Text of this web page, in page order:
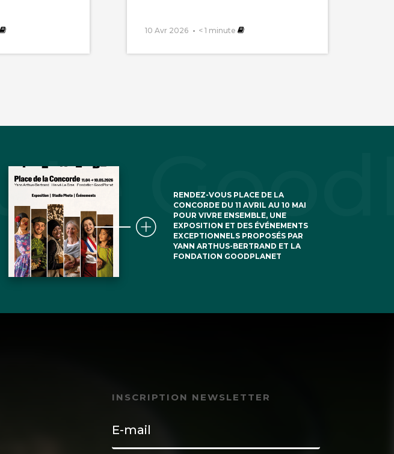
10 Avr 2026 < 1 minute
RENDEZ-VOUS PLACE DE LA
CONCORDE DU 11 AVRIL AU 10 MAI
POUR VIVRE ENSEMBLE, UNE
EXPOSITION ET DES ÉVÉNEMENTS
EXCEPTIONNELS PROPOSÉS PAR
YANN ARTHUS-BERTRAND ET LA
FONDATION GOODPLANET
INSCRIPTION NEWSLETTER